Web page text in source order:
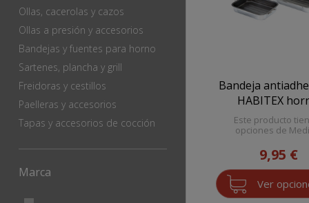
Ollas, cacerolas y cazos
Ollas a presión y accesorios
Bandejas y fuentes para horno
Sartenes, plancha y grill
Freidoras y cestillos
Paelleras y accesorios
Tapas y accesorios de cocción
Marca
Bandeja
HABITEX
Este producto
opciones de
9,95 €
Ver